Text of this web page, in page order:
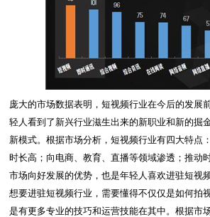
庞大的市场数据表明，短视频行业在今后的发展
轻人看到了新兴行业滋生出来的新职业和新的掘
新模式。根据市场分析，短视频行业有四大特点
时长高；向电商、教育、直播等领域渗透；推动
市场向好发展的优势，也是年轻人喜欢进驻短视
想要进驻短视频行业，需要懂得不仅仅是如何拍
是有更多专业的技巧和运营技能在其中。根据市